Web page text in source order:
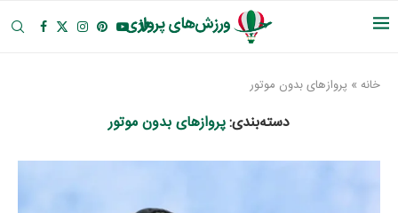
خانه » پروازهای بدون موتور
دسته‌بندی:پروازهای بدون موتور